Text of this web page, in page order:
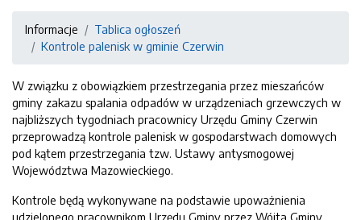
Informacje
Tablica ogłoszeń
Kontrole palenisk w gminie Czerwin
W związku z obowiązkiem przestrzegania przez mieszańców
gminy zakazu spalania odpadów w urządzeniach grzewczych w
najbliższych tygodniach pracownicy Urzędu Gminy Czerwin
przeprowadzą kontrole palenisk w gospodarstwach domowych
pod kątem przestrzegania tzw. Ustawy antysmogowej
Województwa Mazowieckiego.
Kontrole będą wykonywane na podstawie upoważnienia
udzielonego pracownikom Urzędu Gminy przez Wójta Gminy,